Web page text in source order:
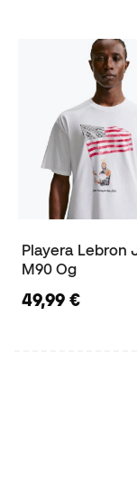
Playera Lebron
M90 Og
49,99 €